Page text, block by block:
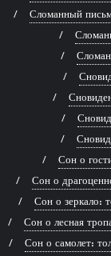
Сломанный
Сон о
Сон о
Сон о зеркало:
Сон о лесная
Сон о самолет: